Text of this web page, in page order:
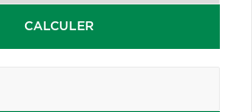
CALCULER